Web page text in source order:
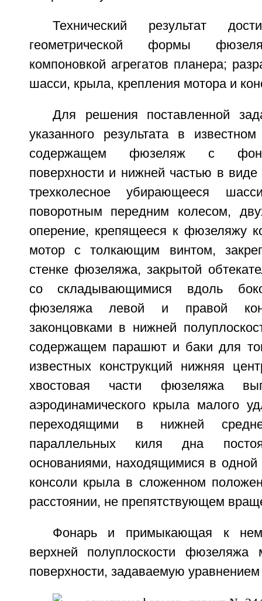
Технический результат
геометрической формы
компоновкой агрегатов планера;
шасси, крыла, крепления мотора и
Для решения поставленной
указанного результата в
содержащем фюзеляж с
поверхности и нижней частью в
трехколесное убирающееся
поворотным передним колесом,
оперение, крепящееся к фюзеляжу
мотор с толкающим винтом,
стенке фюзеляжа, закрытой
со складывающимися вдоль
фюзеляжа левой и правой
законцовками в нижней
содержащем парашют и баки для
известных конструкций нижняя
хвостовая части фюзеляжа
аэродинамического крыла малого
переходящими в нижней
параллельных киля дна
основаниями, находящимися в одной
консоли крыла в сложенном
расстоянии, не препятствующем
Фонарь и примыкающая к
верхней полуплоскости фюзеляжа
поверхности, задаваемую уравнением